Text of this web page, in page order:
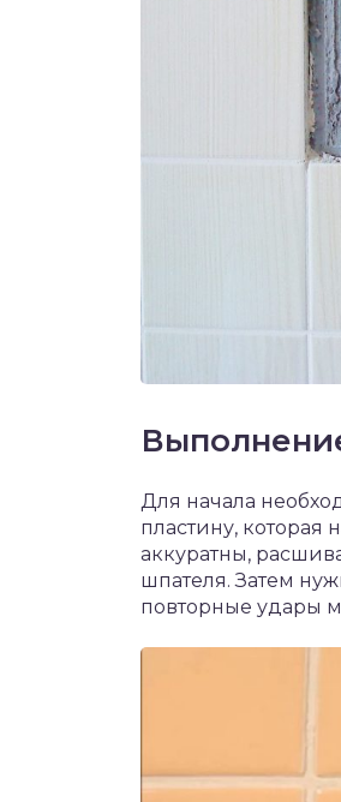
Для начала
пластину, которая
аккуратны,
шпателя. Затем
повторные удары